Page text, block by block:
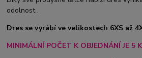
odolnost .
Dres se vyrábí ve velikostech 6XS až
MINIMÁLNÍ POČET K OBJEDNÁNÍ JE 5